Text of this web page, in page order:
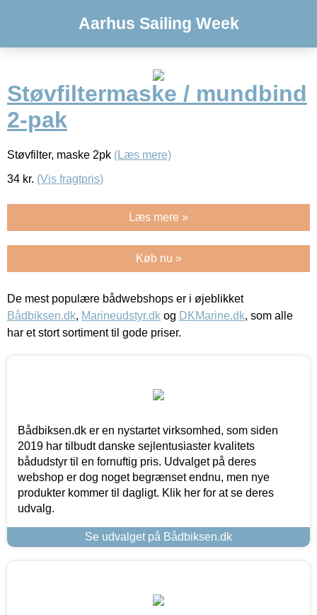
Aarhus Sailing Week
Støvfiltermaske / mundbind
2-pak
Støvfilter, maske 2pk (Læs mere)
34 kr. (Vis fragtpris)
Læs mere »
Køb nu »
De mest populære bådwebshops er i øjeblikket
Bådbiksen.dk, Marineudstyr.dk og DKMarine.dk, som alle
har et stort sortiment til gode priser.
Bådbiksen.dk er en nystartet virksomhed, som siden
2019 har tilbudt danske sejlentusiaster kvalitets
bådudstyr til en fornuftig pris. Udvalget på deres
webshop er dog noget begrænset endnu, men nye
produkter kommer til dagligt. Klik her for at se deres
udvalg.
Se udvalget på Bådbiksen.dk